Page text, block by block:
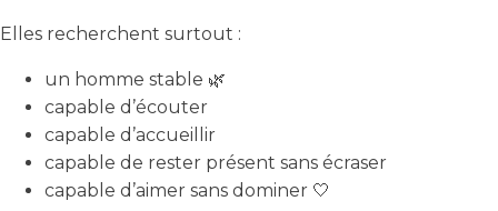
Elles recherchent surtout :
un homme stable 🌿
capable d’écouter
capable d’accueillir
capable de rester présent sans écraser
capable d’aimer sans dominer 🤍